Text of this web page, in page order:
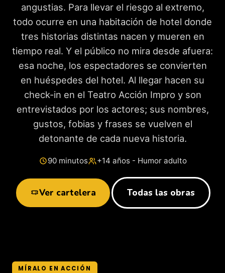
angustias. Para llevar el riesgo al extremo,
todo ocurre en una habitación de hotel donde
tres historias distintas nacen y mueren en
tiempo real. Y el público no mira desde afuera:
esa noche, los espectadores se convierten
en huéspedes del hotel. Al llegar hacen su
check-in en el Teatro Acción Impro y son
entrevistados por los actores; sus nombres,
gustos, fobias y frases se vuelven el
detonante de cada nueva historia.
90 minutos +14 años - Humor adulto
Ver cartelera Todas las obras
MÍRALO EN ACCIÓN